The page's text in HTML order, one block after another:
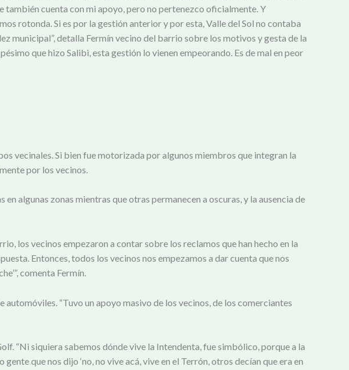
también cuenta con mi apoyo, pero no pertenezco oficialmente. Y
rotonda. Si es por la gestión anterior y por esta, Valle del Sol no contaba
municipal”, detalla Fermín vecino del barrio sobre los motivos y gesta de la
que hizo Salibi, esta gestión lo vienen empeorando. Es de mal en peor
vecinales. Si bien fue motorizada por algunos miembros que integran la
por los vecinos.
algunas zonas mientras que otras permanecen a oscuras, y la ausencia de
los vecinos empezaron a contar sobre los reclamos que han hecho en la
Entonces, todos los vecinos nos empezamos a dar cuenta que nos
comenta Fermín.
“Tuvo un apoyo masivo de los vecinos, de los comerciantes
“Ni siquiera sabemos dónde vive la Intendenta, fue simbólico, porque a la
gente que nos dijo ‘no, no vive acá, vive en el Terrón, otros decían que era en